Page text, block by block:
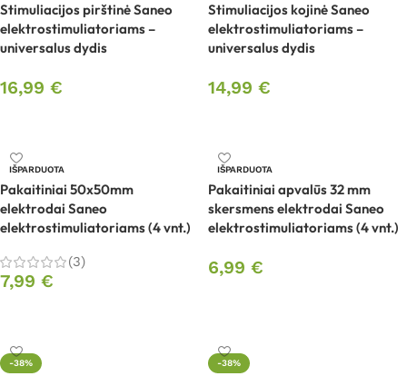
Stimuliacijos pirštinė Saneo
elektrostimuliatoriams –
universalus dydis
16,99 €
Stimuliacijos kojinė Saneo
elektrostimuliatoriams –
universalus dydis
14,99 €
IŠPARDUOTA
Pakaitiniai 50x50mm
elektrodai Saneo
elektrostimuliatoriams (4 vnt.)
(3)
7,99 €
IŠPARDUOTA
Pakaitiniai apvalūs 32 mm
skersmens elektrodai Saneo
elektrostimuliatoriams (4 vnt.)
6,99 €
-38%
-38%